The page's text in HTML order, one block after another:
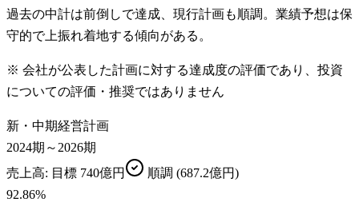
過去の中計は前倒しで達成、現行計画も順調。業績予想は保
守的で上振れ着地する傾向がある。
※ 会社が公表した計画に対する達成度の評価であり、投資
についての評価・推奨ではありません
新・中期経営計画
2024期～2026期
売上高: 目標 740億円 順調 (687.2億円)
92.86%